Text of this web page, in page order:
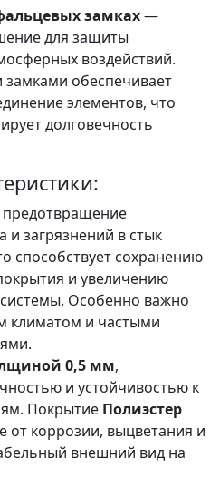
замках—
для защиты
воздействий.
обеспечивает
элементов, что
долговечность
и загрязнений в стык
способствует сохранению
и увеличению
Особенно важно
климатом и частыми
0,5 мм,
и устойчивостью к
Покрытие Полиэстер
коррозии, выцветания и
внешний вид на